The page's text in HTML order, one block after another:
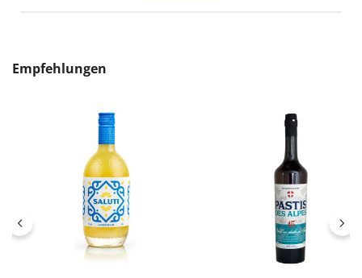
Produktgalerie überspringen
Empfehlungen